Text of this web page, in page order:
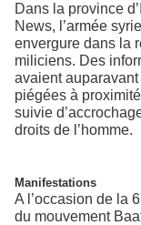
Dans la province
News, l’armée
envergure dans la
miliciens. Des
avaient
piégées à
suivie
droits de l’homme.
Manifestations
A l’occasion de la
du mouvement